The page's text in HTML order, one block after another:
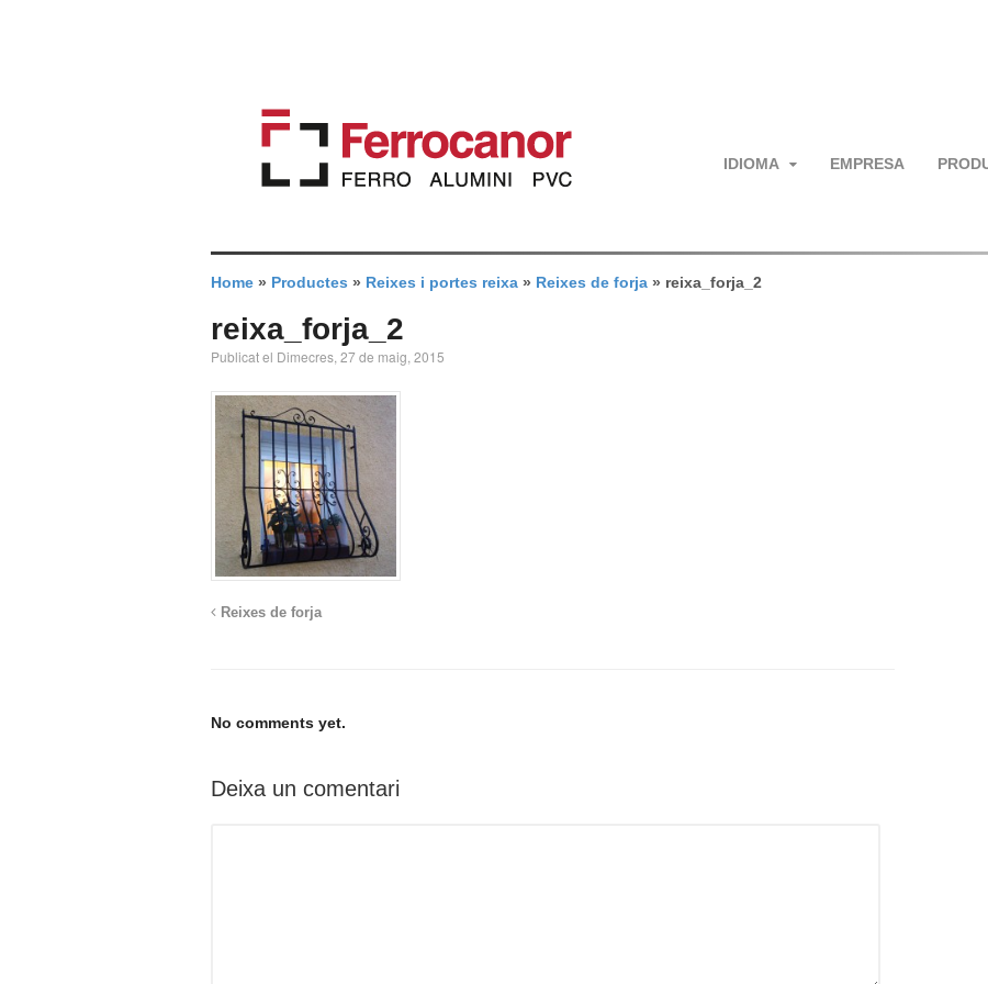
IDIOMA EMPRESA
Home » Productes » Reixes i portes reixa » Reixes de forja » reixa_forja_2
reixa_forja_2
Publicat el Dimecres, 27 de maig, 2015
Reixes de forja
No comments yet.
Deixa un comentari